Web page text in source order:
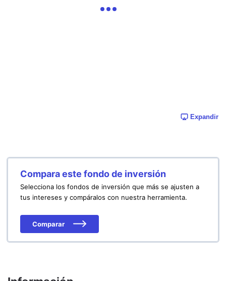
Expandir
Compara este fondo de inversión
Selecciona los fondos de inversión que más se ajusten a
tus intereses y compáralos con nuestra herramienta.
Comparar